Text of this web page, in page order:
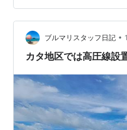
チャーターで、見学に行
ブルマリスタッフ日記 •
カタ地区では高圧線設